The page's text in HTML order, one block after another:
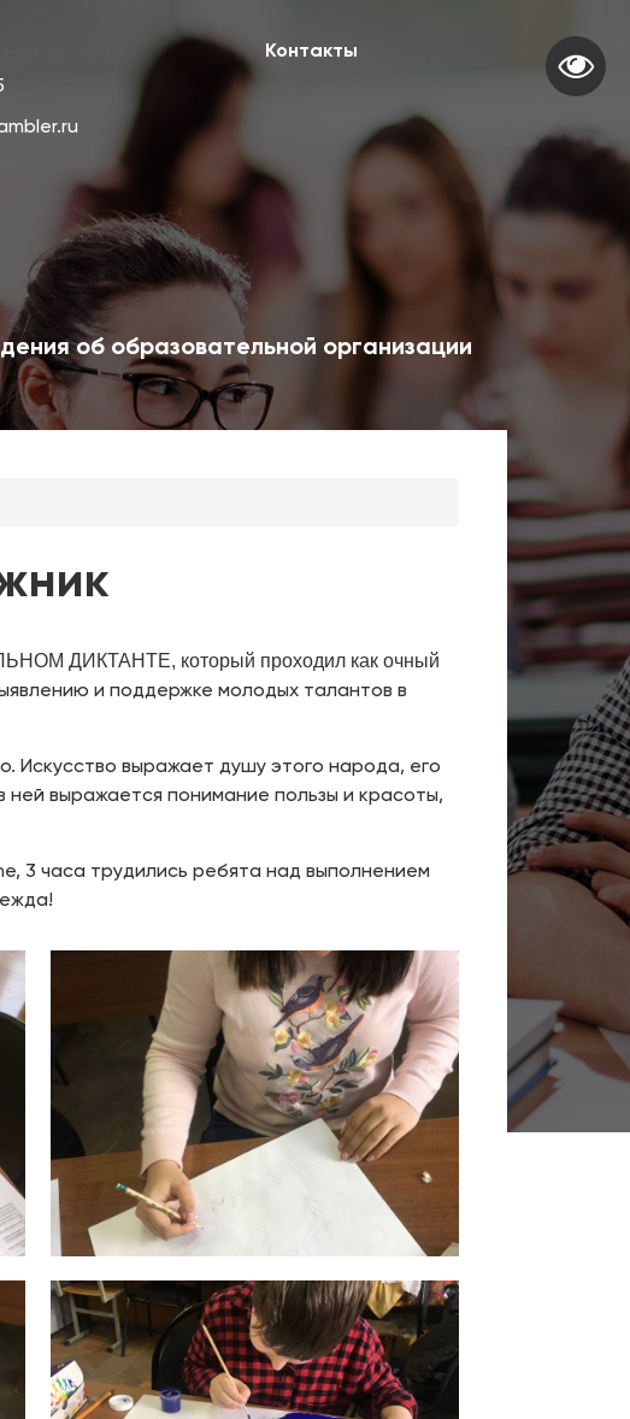
Контакты
об образовательной организации
ДИКТАНТЕ, который проходил как очный
и поддержке молодых талантов в
Искусство выражает душу этого народа, его
ней выражается понимание пользы и красоты,
3 часа трудились ребята над выполнением